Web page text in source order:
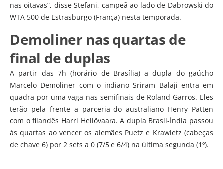
nas oitavas”, disse Stefani, campeã ao lado de Dabrowski do
WTA 500 de Estrasburgo (França) nesta temporada.
Demoliner nas quartas de
final de duplas
A partir das 7h (horário de Brasília) a dupla do gaúcho
Marcelo Demoliner com o indiano Sriram Balaji entra em
quadra por uma vaga nas semifinais de Roland Garros. Eles
terão pela frente a parceria do australiano Henry Patten
com o filandês Harri Heliövaara. A dupla Brasil-Índia passou
às quartas ao vencer os alemães Puetz e Krawietz (cabeças
de chave 6) por 2 sets a 0 (7/5 e 6/4) na última segunda (1º).